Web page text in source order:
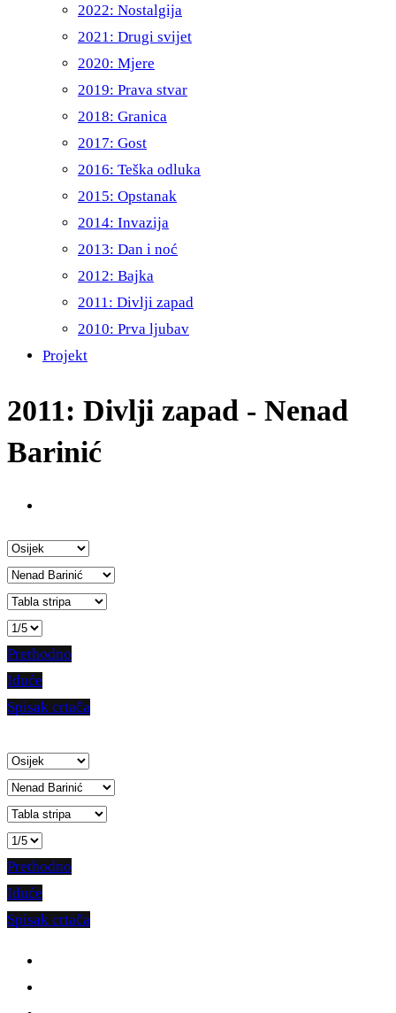
2022: Nostalgija
2021: Drugi svijet
2020: Mjere
2019: Prava stvar
2018: Granica
2017: Gost
2016: Teška odluka
2015: Opstanak
2014: Invazija
2013: Dan i noć
2012: Bajka
2011: Divlji zapad
2010: Prva ljubav
Projekt
2011: Divlji zapad - Nenad
Barinić
Prethodno
Iduće
Spisak crtača
Prethodno
Iduće
Spisak crtača